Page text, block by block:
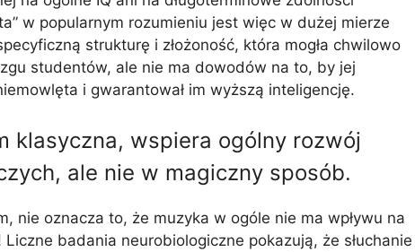
w popularnym rozumieniu jest więc w dużej mierze
strukturę i złożoność, która mogła chwilowo
studentów, ale nie ma dowodów na to, by jej
i gwarantował im wyższą inteligencję.
klasyczna, wspiera ogólny rozwój
ale nie w magiczny sposób.
nie oznacza to, że muzyka w ogóle nie ma wpływu na
badania neurobiologiczne pokazują, że słuchanie